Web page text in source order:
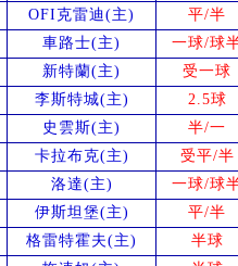
OFI克雷迪(主)
平/半
車路士(主)
一球/球
新特蘭(主) 受一球
李斯特城(主)
2.5球
史雲斯(主)
半/一
卡拉布克(主) 受平/半
洛達(主)
一球/球
伊斯坦堡(主)
平/半
格雷特霍夫(主)
半球